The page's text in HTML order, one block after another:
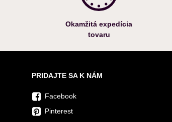
Okamžitá expedícia
tovaru
PRIDAJTE SA K NÁM
Facebook
Pinterest